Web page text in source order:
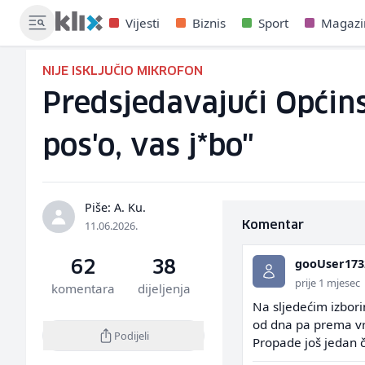
Vijesti Biznis Sport
NIJE ISKLJUČIO MIKROFON
Predsjedavajući
pos'o, vas j*bo"
Piše: A. Ku.
11.06.2026.
62
komentara
38
dijeljenja
Podijeli
Komentar
prije 1 mjesec
Na sljedećim
od dna pa prema
Propade još jedan